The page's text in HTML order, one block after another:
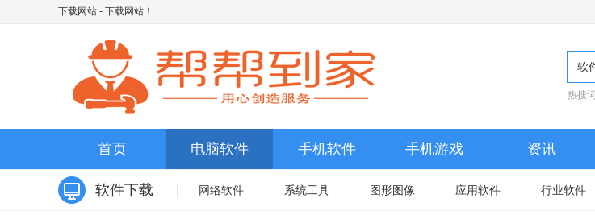
下载网站 - 下载网站！
软
热搜
首页 电脑软件 手机软件 手机游戏 资讯
软件下载 网络软件 系统工具 图形图像 应用软件 行业软件